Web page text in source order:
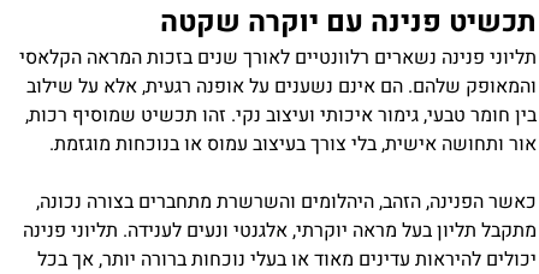
תכשיט פנינה עם יוקרה שקטה
תליוני פנינה נשארים רלוונטיים לאורך שנים בזכות המראה הקלאסי
והמאופק שלהם. הם אינם נשענים על אופנה רגעית, אלא על שילוב
בין חומר טבעי, גימור איכותי ועיצוב נקי. זהו תכשיט שמוסיף רכות,
אור ותחושה אישית, בלי צורך בעיצוב עמוס או בנוכחות מוגזמת.
כאשר הפנינה, הזהב, היהלומים והשרשרת מתחברים בצורה נכונה,
מתקבל תליון בעל מראה יוקרתי, אלגנטי ונעים לענידה. תליוני פנינה
יכולים להיראות עדינים מאוד או בעלי נוכחות ברורה יותר, אך בכל